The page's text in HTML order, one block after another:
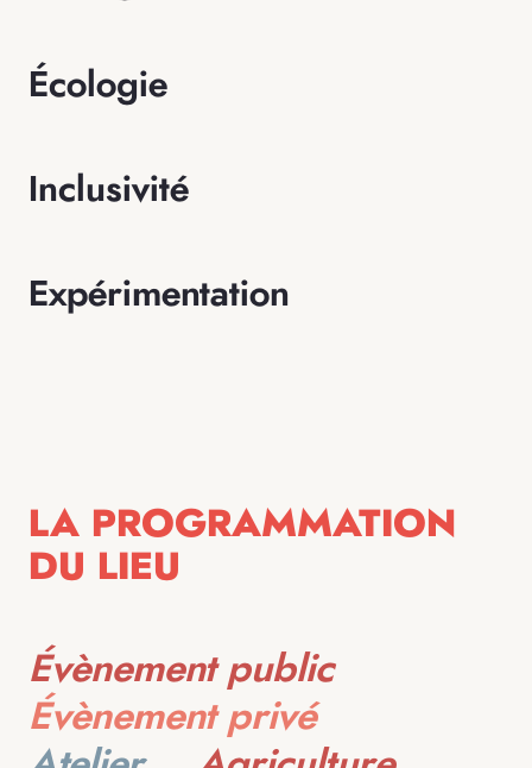
Écologie
Inclusivité
Expérimentation
LA PROGRAMMATION
DU LIEU
Évènement public
Évènement privé